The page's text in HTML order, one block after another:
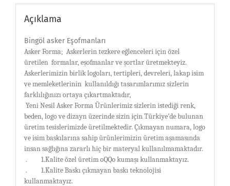
Açıklama
Bingöl asker Eşofmanları
Asker Forma; Askerlerin tezkere eğlenceleri için özel
üretilen formalar, eşofmanlar ve şortlar üretmekteyiz.
Askerlerimizin birlik logoları, tertipleri, devreleri, lakap isim
ve memleketlerinin kullanıldığı tasarımlarımız sizlerin
farklılığınızı ortaya çıkartmaktadır,
Yeni Nesil Asker Forma Ürünlerimiz sizlerin istediği renk,
beden, logo ve dizayn üzerinde sizin için Türkiye’de bulunan
üretim tesislerimizde üretilmektedir. Çıkmayan numara, logo
ve isim baskılarına sahip ürünlerimizin üretim aşamasında
insan sağlığına zararlı hiç bir materyal kullanılmamaktadır.
.
1.Kalite özel üretim oQQo kumaşı kullanmaktayız.
.
1.Kalite Baskı çıkmayan baskı teknolojisi
kullanmaktayız.